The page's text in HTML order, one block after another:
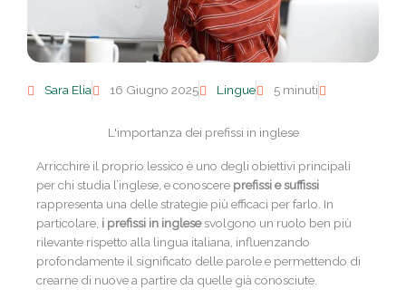
Sara Elia 16 Giugno 2025 Lingue 5 minuti
L'importanza dei prefissi in inglese
Arricchire il proprio lessico è uno degli obiettivi principali
per chi studia l’inglese, e conoscere prefissi e suffissi
rappresenta una delle strategie più efficaci per farlo. In
particolare, i prefissi in inglesesvolgono un ruolo ben più
rilevante rispetto alla lingua italiana, influenzando
profondamente il significato delle parole e permettendo di
crearne di nuove a partire da quelle già conosciute.